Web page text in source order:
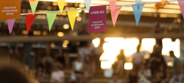
Лонгслив розовый с
вырезами
Made in Karma
4500 ₽
Свитшот «Пэчворк
Электра»
U know
9500 ₽
10000 ₽